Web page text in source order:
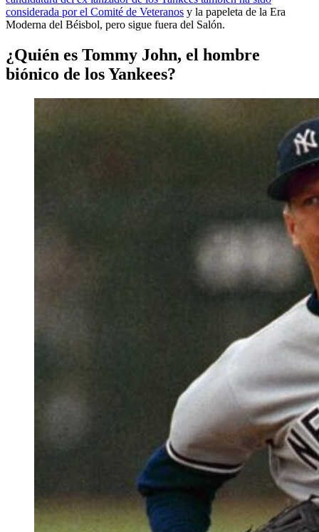
considerada por el Comité de Veteranos y la papeleta de la Era
Moderna del Béisbol, pero sigue fuera del Salón.
¿Quién es Tommy John, el hombre
biónico de los Yankees?